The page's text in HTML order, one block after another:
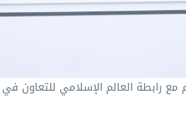
رابطة العالم الإسلامي للتعاون في